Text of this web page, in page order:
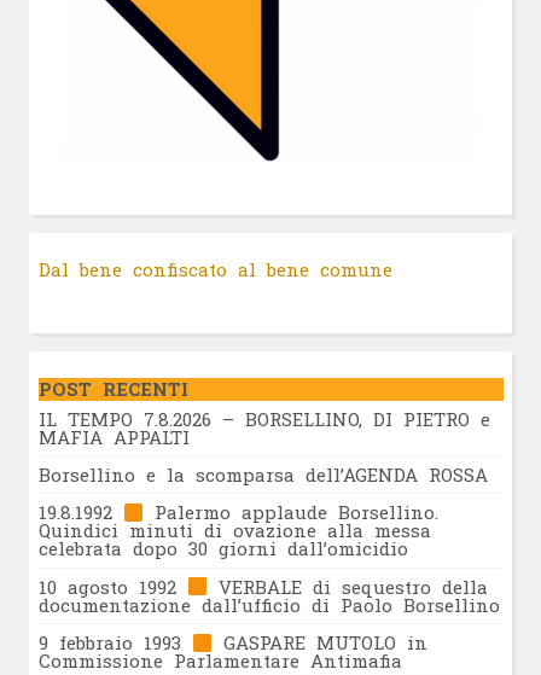
Dal bene confiscato al bene comune
POST RECENTI
IL TEMPO 7.8.2026 – BORSELLINO, DI PIETRO e
MAFIA APPALTI
Borsellino e la scomparsa dell’AGENDA ROSSA
19.8.1992
Palermo applaude Borsellino.
Quindici minuti di ovazione alla messa
celebrata dopo 30 giorni dall’omicidio
10 agosto 1992
VERBALE di sequestro della
documentazione dall’ufficio di Paolo Borsellino
9 febbraio 1993
GASPARE MUTOLO in
Commissione Parlamentare Antimafia